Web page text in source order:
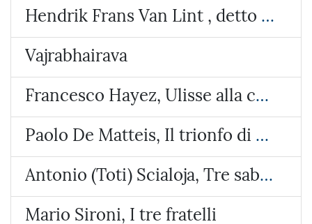
Hendrik Frans Van Lint , detto lo Studio, Veduta con due paesi e un tempietto circolare
Vajrabhairava
Francesco Hayez, Ulisse alla corte di Alcinoo re dei Feaci
Paolo De Matteis, Il trionfo di Galatea
Antonio (Toti) Scialoja, Tre sabbie
Mario Sironi, I tre fratelli